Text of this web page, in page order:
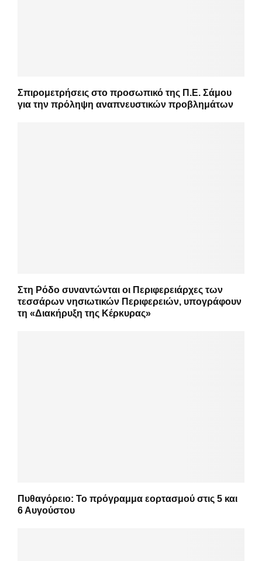
Σπιρομετρήσεις στο προσωπικό της Π.Ε. Σάμου
για την πρόληψη αναπνευστικών προβλημάτων
Στη Ρόδο συναντώνται οι Περιφερειάρχες των
τεσσάρων νησιωτικών Περιφερειών, υπογράφουν
τη «Διακήρυξη της Κέρκυρας»
Πυθαγόρειο: Το πρόγραμμα εορτασμού στις 5 και
6 Αυγούστου